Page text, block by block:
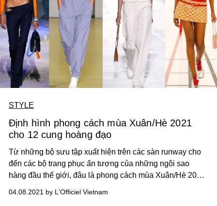
STYLE
Định hình phong cách mùa Xuân/Hè 2021
cho 12 cung hoàng đạo
Từ những bộ sưu tập xuất hiện trên các sàn runway cho
đến các bộ trang phục ấn tượng của những ngôi sao
hàng đầu thế giới, đâu là phong cách mùa Xuân/Hè 2021
04.08.2021 by L'Officiel Vietnam